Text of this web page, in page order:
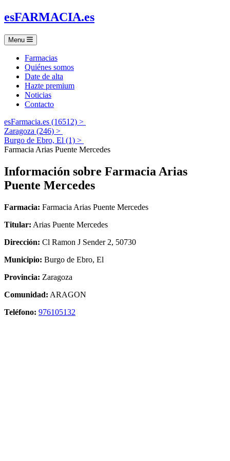
esFARMACIA.es
Menu
Farmacias
Quiénes somos
Date de alta
Hazte premium
Noticias
Contacto
esFarmacia.es (16512) >
Zaragoza (246) >
Burgo de Ebro, El (1) >
Farmacia Arias Puente Mercedes
Información sobre Farmacia Arias
Puente Mercedes
Farmacia: Farmacia Arias Puente Mercedes
Titular: Arias Puente Mercedes
Dirección: Cl Ramon J Sender 2, 50730
Municipio: Burgo de Ebro, El
Provincia: Zaragoza
Comunidad: ARAGON
Teléfono: 976105132